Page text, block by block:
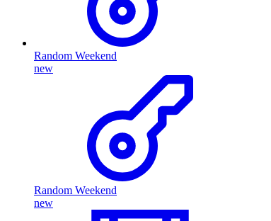
Random Weekend
new
Random Weekend
new